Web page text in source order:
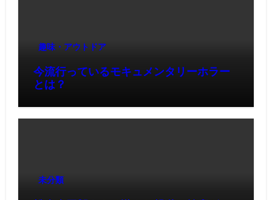
趣味・アウトドア
今流行っているモキュメンタリーホラー
とは？
未分類